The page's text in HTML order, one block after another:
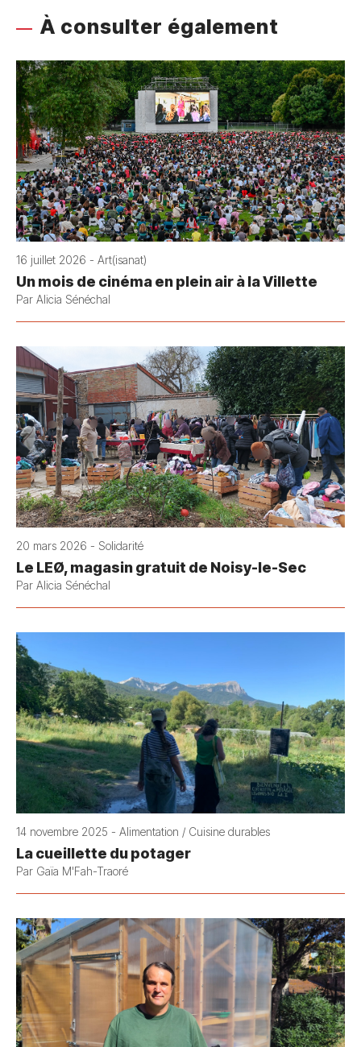
À consulter également
16 juillet 2026 - Art(isanat)
Un mois de cinéma en plein air à la Villette
Par Alicia Sénéchal
20 mars 2026 - Solidarité
Le LEØ, magasin gratuit de Noisy-le-Sec
Par Alicia Sénéchal
14 novembre 2025 - Alimentation / Cuisine durables
La cueillette du potager
Par Gaïa M'Fah-Traoré